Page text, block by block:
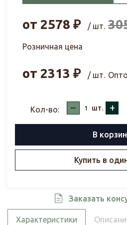
от 2578 ₽ / шт.
Розничная цена
от 2313 ₽ / шт.
Кол-во: – шт. +
В
Купить в
Заказать
Характеристики